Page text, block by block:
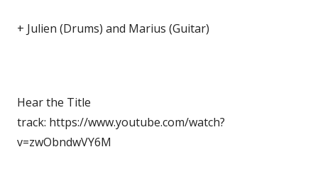
+ Julien (Drums) and Marius (Guitar)
Hear the Title
track: https://www.youtube.com/watch?
v=zwObndwVY6M